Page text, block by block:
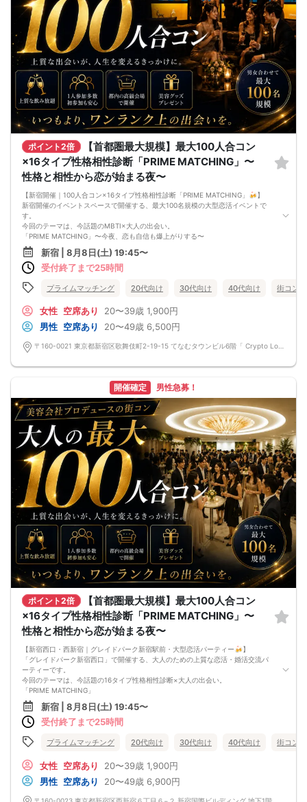
ポイント2倍
【首都圏最大規模】最大100人合コン
×16タイプ性格相性診断「PRIME MATCHING」〜
性格と相性から恋が始まる夜〜
【新宿開催｜100人合コン×16タイプ性格相性診断「PRIME MATCHING」🍻】
新宿開催のイベントスペースで開催する、最大100名規模の大型恋活イベントで
す。
今回のテーマは、今話題のMBTI×大人の出会い。
「PRIME MATCHING」〜今夜、恋も自信も爆上がりする〜
美容会社プロデュースの新感覚恋活イベントとして、16タイプ性格相性診断を楽
しみながら自然に出会える100人合コンです。
飲み放題を楽しみながら、16タイプ性格相性診断をきっかけに初対面でも会話が
1人参加の方も多く、初参加でも安心してご参加いただけます。
・新宿開催
・最大100名規模の大型合コン
・首都圏最大規模級の恋活イベント
・飲み放題付き
・初参加歓迎
■16タイプ性格相性診断について
ご参加前に、事前に16タイプ性格相性診断を受けてからお越しください。
https://www.16personalities.com/ja/性格タイプ
当日は「自分のタイプ」「相性の良いタイプ」「同じタイプの人いる？」など、
16タイプ性格相性診断をきっかけに自然と会話が広がります。
■こんな方におすすめ
・恋人につながる出会いがほしい
・16タイプ性格相性診断をきっかけに楽しく話したい
・大人数イベントで出会いを増やしたい
・初参加でも安心して楽しみたい
・美容や清潔感に関心のある人と出会いたい
■当日の流れ
①受付
②乾杯・交流スタート
③16タイプ性格相性診断をきっかけに交流
④フリー交流・連絡先交換
⑤終了・自由解散
■開催場所
〒160-0021 東京都新宿区歌舞伎町2-19-15 てなむタウンビル6階「 Crypto
Lounge GOX」
■最少催行人数
10名
■中止判断タイミング
開催前日18:00までに規定の人数に達しない場合中止の判断をいたします。
※開催確定後は原則開催となります。
■注意事項
・事前に16タイプ性格相性診断を受けてからご参加ください
・営業、勧誘、ネットワークビジネス目的の参加は禁止です
・迷惑行為、泥酔、しつこい連絡先交換は禁止です
・受付時に年齢確認・本人確認を行う場合がございます
■キャンセル規定
・開催3日前まで：無料
・開催2日前〜前日：参加費の50%
・当日キャンセル／無断キャンセル：参加費の100%
新宿 | 8月8日(土) 19:45〜
受付終了まで25時間
プライムマッチング 20代向け 30代向け 40代向け 街コン
女性 空席あり 20〜39歳 1,900円
男性 空席あり 20〜49歳 6,500円
開催確定 男性急募！
ポイント2倍
【首都圏最大規模】最大100人合コン
×16タイプ性格相性診断「PRIME MATCHING」〜
性格と相性から恋が始まる夜〜
【新宿西口・西新宿｜グレイドパーク新宿駅前・大型恋活パーティー🍻】
「グレイドパーク新宿西口」で開催する、大人のための上質な恋活・婚活交流パ
ーティーです。
今回のテーマは、今話題の16タイプ性格相性診断×大人の出会い。
「PRIME MATCHING」
〜今夜、恋も自信も爆上がりする〜
美容会社プロデュースの新感覚恋活イベント。最大150名収容可能な開放感あふれ
る大型会場で、性格診断を会話のきっかけにしながら、自然な出会いをお楽しみ
当日はグループに分かれ、約20分ごとに交流相手をシャッフル。自分から声をか
きで、お一人参加・初参加の方も安心です。
さらに、参加者全員にフェイスパックや美容液などの美容グッズをプレゼント。
出会いと自分磨きを同時に楽しめる、美容会社ならではの特別企画です。
新宿 | 8月8日(土) 19:45〜
受付終了まで25時間
プライムマッチング 20代向け 30代向け 40代向け 街コン
女性 空席あり 20〜39歳 1,900円
男性 空席あり 20〜49歳 6,900円